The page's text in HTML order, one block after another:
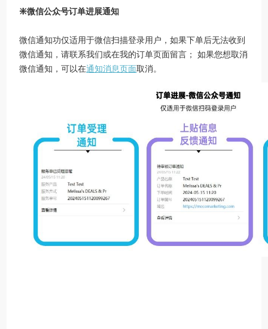
❇️微信公众号订单进展通知
微信通知功仅适用于微信扫描登录用户，如果下单后无法收到
微信通知，请联系我们或在我的订单页面留言； 如果您想取消
微信通知，可以在通知消息页面取消。